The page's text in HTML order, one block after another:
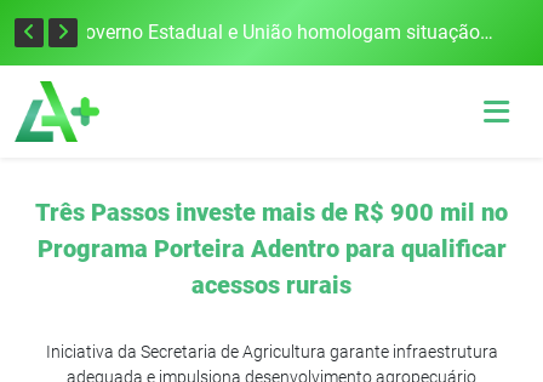
Defesa Civil alerta para risco de tornado e tempestades severas no RS entre esta quinta e sexta-feira Governo Estadual e União homologam situação de emergência em Frederico Westphalen após vendaval
Três Passos investe mais de R$ 900 mil no
Programa Porteira Adentro para qualificar
acessos rurais
Iniciativa da Secretaria de Agricultura garante infraestrutura
adequada e impulsiona desenvolvimento agropecuário